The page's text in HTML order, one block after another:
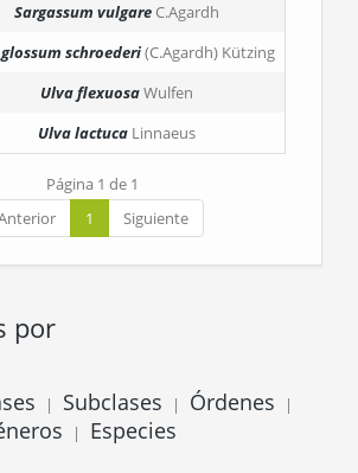
Sargassum vulgareC.Agardh
schroederi(C.Agardh) Kützing
Ulva flexuosaWulfen
Ulva lactuca Linnaeus
Página 1 de 1
1 Siguiente
por
| Subclases | Órdenes |
| Especies